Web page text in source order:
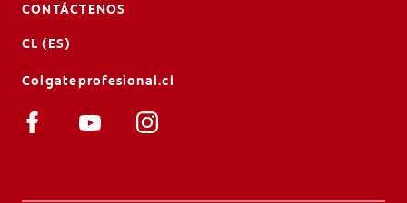
CONTÁCTENOS
CL (ES)
Colgateprofesional.cl